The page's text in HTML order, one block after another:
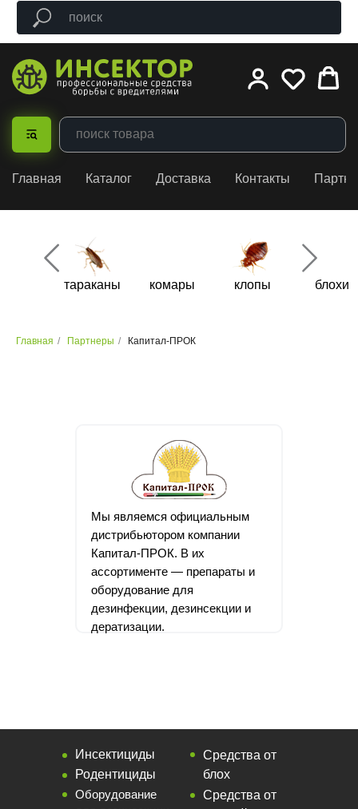
Главная Каталог Доставка Контакты
блохи
клопы
комары
тараканы
Главная / Партнеры / Капитал-ПРОК
Мы являемся официальным
дистрибьютором компании
Капитал-ПРОК. В их
ассортименте — препараты и
оборудование для
дезинфекции, дезинсекции и
дератизации.
Средства от
Средства от
блох
Оборудование
Родентициды
Инсектициды